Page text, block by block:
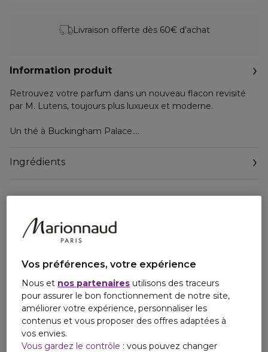
Livraison offerte dès 60€ d’achat
Information produit
Retrouvez votre parfum dans un nouveau flacon revisité
par M. Lutens, toujours plus luxueux et moderne.
Un thé à Buckingham Palace.
Autour du gingembre confit, c'est un cérémonial.
Il sert en nous le vif-argent qu'est l'imagination en gants
Ingrédients
Vos préférences, votre expérience
Nous et nos partenaires utilisons des traceurs
pour assurer le bon fonctionnement de notre site,
améliorer votre expérience, personnaliser les
contenus et vous proposer des offres adaptées à
vos envies.
Vous gardez le contrôle : vous pouvez changer